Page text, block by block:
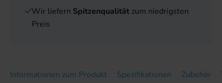
Wir liefern Spitzenqualität zum niedrigsten
Preis
Informationen zum Produkt Spezifikationen Zubehör